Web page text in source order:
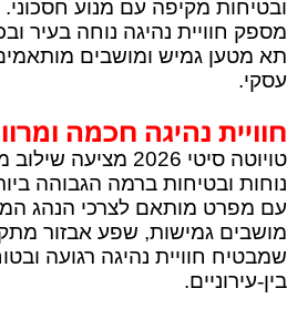
ובטיחות מקיפה עם מנוע
מספק חוויית נהיגה נוחה בעיר
תא מטען גמיש ומושבים
עסקי.
חוויית נהיגה חכמה
טויוטה סיטי 2026
נוחות ובטיחות ברמה הגבוהה
עם מפרט מותאם לצרכי הנהג
מושבים גמישות, שפע אבזור
שמבטיח חוויית נהיגה רגועה
בין‑עירוניים.